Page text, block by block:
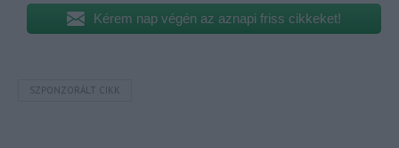
Kérem nap végén az aznapi friss cikkeket!
SZPONZORÁLT CIKK